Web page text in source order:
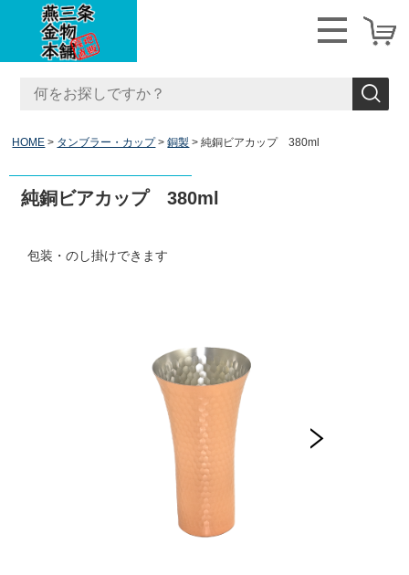
HOME タンブラー・カップ 銅製 純銅ビアカップ 380ml
純銅ビアカップ 380ml
包装・のし掛けできます